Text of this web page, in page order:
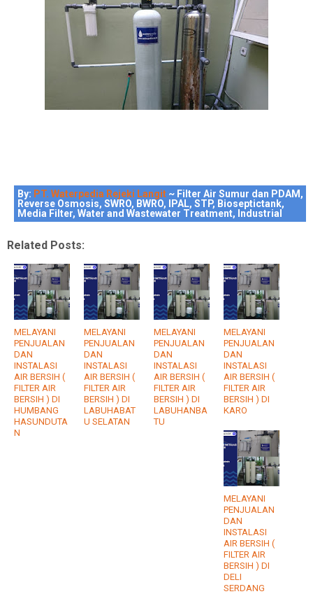
By: PT. Waterpedia Rejeki Langit ~ Filter Air Sumur dan PDAM,
Reverse Osmosis, SWRO, BWRO, IPAL, STP, Bioseptictank,
Media Filter, Water and Wastewater Treatment, Industrial
Related Posts:
MELAYANI
PENJUALAN
DAN
INSTALASI
AIR BERSIH (
FILTER AIR
BERSIH ) DI
HUMBANG
HASUNDUTA
N
MELAYANI
PENJUALAN
DAN
INSTALASI
AIR BERSIH (
FILTER AIR
BERSIH ) DI
LABUHABAT
U SELATAN
MELAYANI
PENJUALAN
DAN
INSTALASI
AIR BERSIH (
FILTER AIR
BERSIH ) DI
LABUHANBA
TU
MELAYANI
PENJUALAN
DAN
INSTALASI
AIR BERSIH (
FILTER AIR
BERSIH ) DI
KARO
MELAYANI
PENJUALAN
DAN
INSTALASI
AIR BERSIH (
FILTER AIR
BERSIH ) DI
DELI
SERDANG